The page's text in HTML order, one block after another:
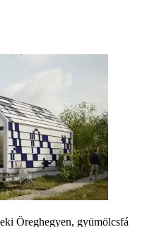
Öreghegyen, gyümölcsfá